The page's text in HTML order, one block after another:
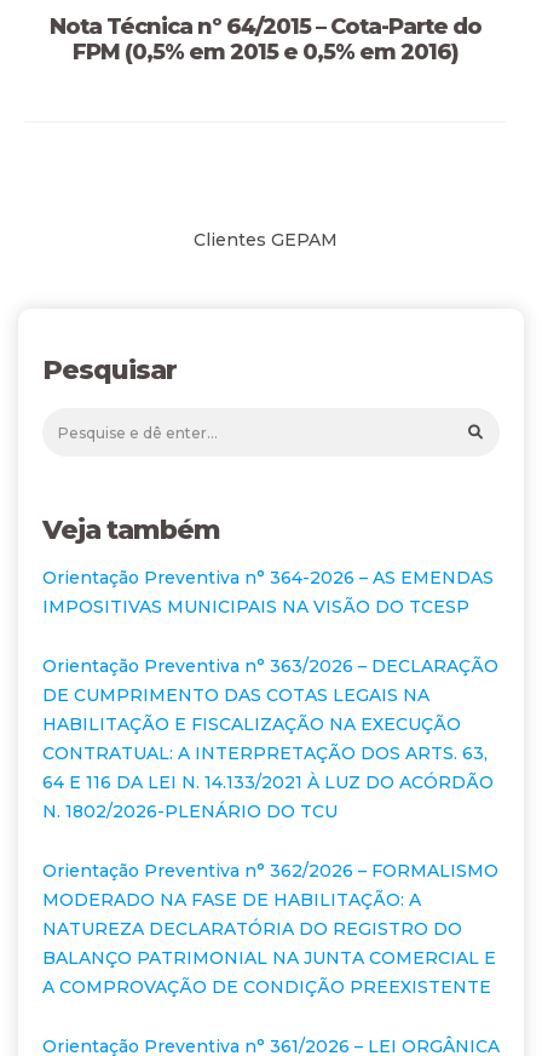
Nota Técnica nº 64/2015 – Cota-Parte do
FPM (0,5% em 2015 e 0,5% em 2016)
Clientes GEPAM
Pesquisar
Veja também
Orientação Preventiva n° 364-2026 – AS EMENDAS
IMPOSITIVAS MUNICIPAIS NA VISÃO DO TCESP
Orientação Preventiva n° 363/2026 – DECLARAÇÃO
DE CUMPRIMENTO DAS COTAS LEGAIS NA
HABILITAÇÃO E FISCALIZAÇÃO NA EXECUÇÃO
CONTRATUAL: A INTERPRETAÇÃO DOS ARTS. 63,
64 E 116 DA LEI N. 14.133/2021 À LUZ DO ACÓRDÃO
N. 1802/2026-PLENÁRIO DO TCU
Orientação Preventiva n° 362/2026 – FORMALISMO
MODERADO NA FASE DE HABILITAÇÃO: A
NATUREZA DECLARATÓRIA DO REGISTRO DO
BALANÇO PATRIMONIAL NA JUNTA COMERCIAL E
A COMPROVAÇÃO DE CONDIÇÃO PREEXISTENTE
Orientação Preventiva n° 361/2026 – LEI ORGÂNICA